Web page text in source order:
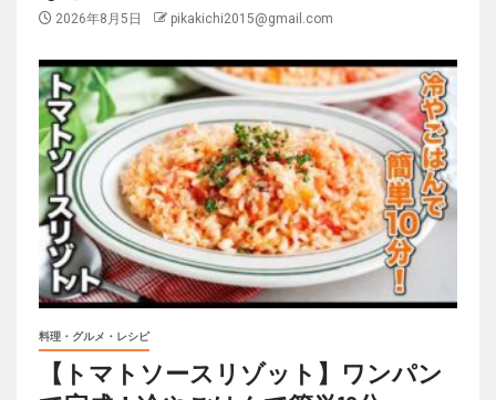
2026年8月5日 pikakichi2015@gmail.com
料理・グルメ・レシピ
【トマトソースリゾット】ワンパン